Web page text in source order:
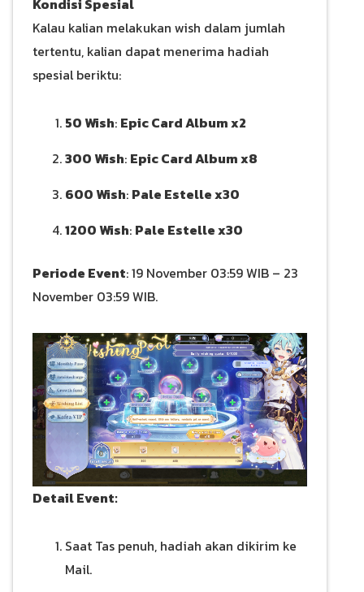
Kalau kalian melakukan wish dalam jumlah
tertentu, kalian dapat menerima hadiah
spesial beriktu:
50 Wish: Epic Card Album x2
300 Wish: Epic Card Album x8
600 Wish: Pale Estelle x30
1200 Wish: Pale Estelle x30
Periode Event: 19 November 03:59 WIB – 23
November 03:59 WIB.
Detail Event:
Saat Tas penuh, hadiah akan dikirim ke
Mail.